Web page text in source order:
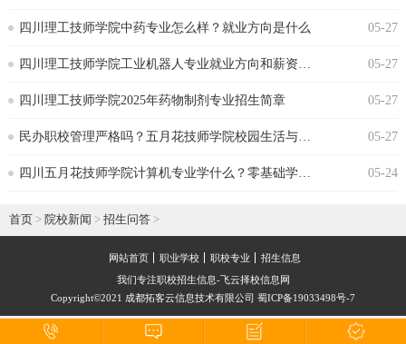
‌四川理工技师学院中药专业怎么样？就业方向是什么 05-27
四川理工技师学院工业机器人专业就业方向和薪资水平 05-27
四川理工技师学院2025年药物制剂专业招生简章 05-27
‌民办职校管理严格吗？五月花技师学院校园生活与纪律要求‌ 05-27
‌四川五月花技师学院计算机专业学什么？零基础学生能跟上吗 05-24
首页 > 院校新闻 > 招生问答 >
网站首页 职业学校 职校专业
招生信息
我们专注职校招生信息-飞云择校信息网
Copyright©2021 成都拓客云信息技术有限公司 蜀ICP备19033498号-7